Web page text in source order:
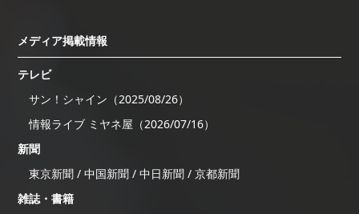
メディア掲載情報
テレビ
サン！シャイン（2025/08/26）
情報ライブ ミヤネ屋（2026/07/16）
新聞
東京新聞 / 中国新聞 / 中日新聞 / 京都新聞
雑誌・書籍